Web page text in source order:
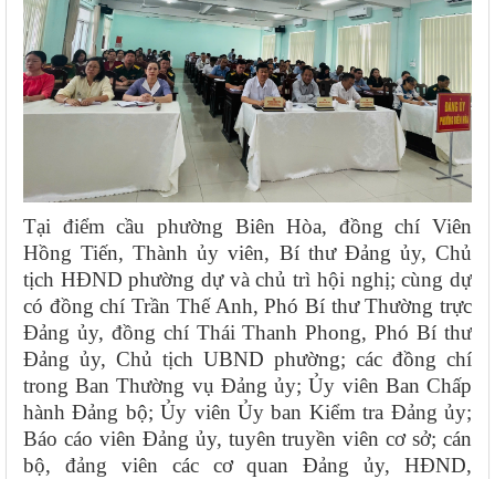
Tại điểm cầu phường Biên Hòa, đồng chí Viên
Hồng Tiến, Thành ủy viên, Bí thư Đảng ủy, Chủ
tịch HĐND phường dự và chủ trì hội nghị; cùng dự
có đồng chí Trần Thế Anh, Phó Bí thư Thường trực
Đảng ủy, đồng chí Thái Thanh Phong, Phó Bí thư
Đảng ủy, Chủ tịch UBND phường; các đồng chí
trong Ban Thường vụ Đảng ủy; Ủy viên Ban Chấp
hành Đảng bộ; Ủy viên Ủy ban Kiểm tra Đảng ủy;
Báo cáo viên Đảng ủy, tuyên truyền viên cơ sở; cán
bộ, đảng viên các cơ quan Đảng ủy, HĐND,